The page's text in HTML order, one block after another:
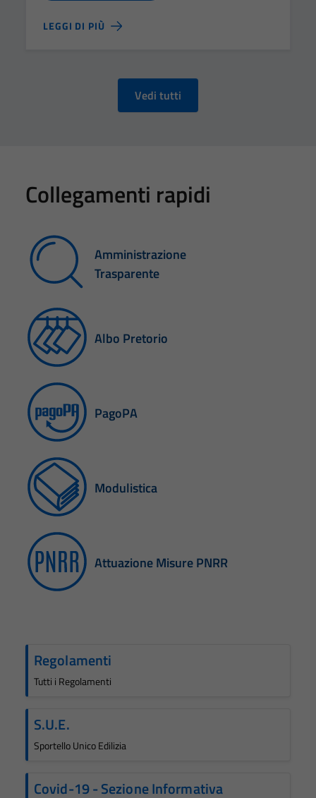
LEGGI DI PIÙ
Vedi tutti
Collegamenti rapidi
Amministrazione
Trasparente
Albo Pretorio
PagoPA
Modulistica
Attuazione Misure PNRR
Regolamenti
Tutti i Regolamenti
S.U.E.
Sportello Unico Edilizia
Covid-19 - Sezione Informativa